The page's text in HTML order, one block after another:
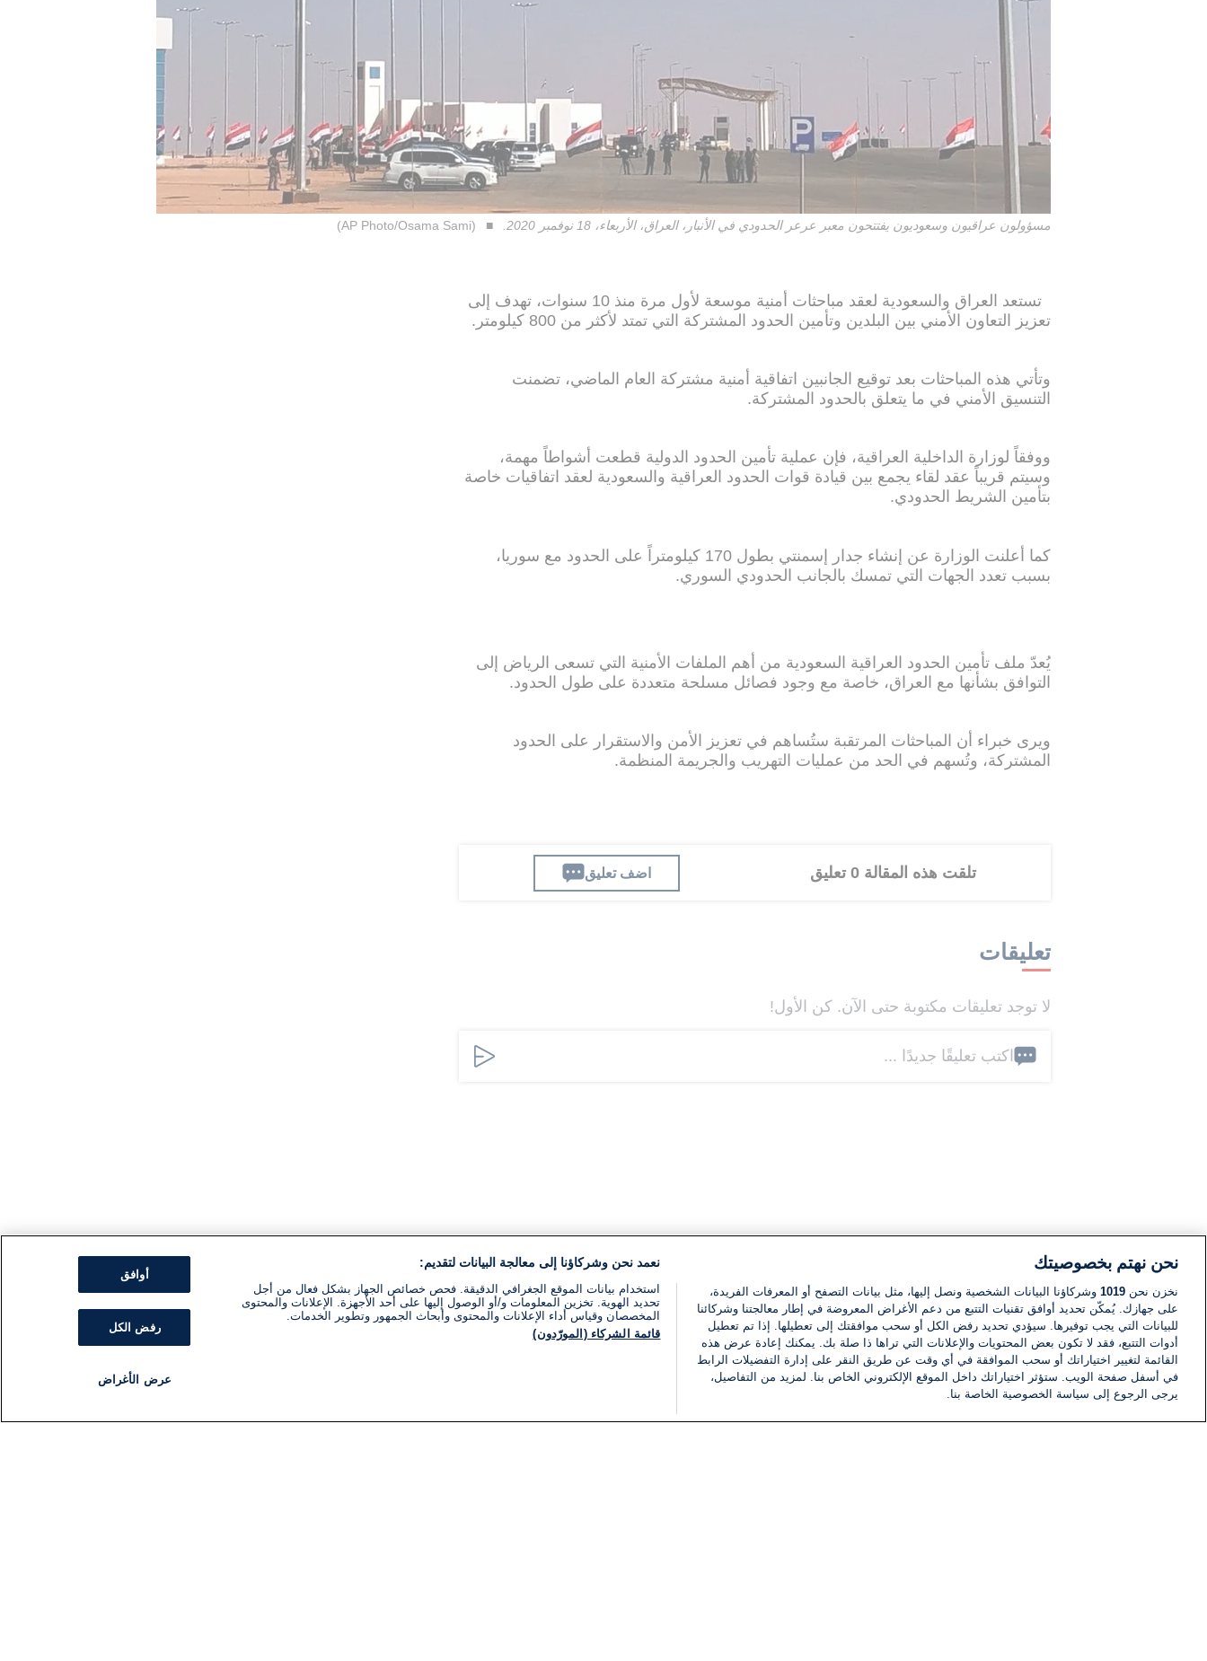
مسؤولون عراقيون وسعوديون يفتتحون معبر عرعر الحدودي في الأنبار، العراق، الأربعاء، 18 نوفمبر 2020. (AP Photo/Osama Sami)
تستعد العراق والسعودية لعقد مباحثات أمنية موسعة لأول مرة منذ 10 سنوات، تهدف إلى
تعزيز التعاون الأمني بين البلدين وتأمين الحدود المشتركة التي تمتد لأكثر من 800 كيلومتر.
وتأتي هذه المباحثات بعد توقيع الجانبين اتفاقية أمنية مشتركة العام الماضي، تضمنت
التنسيق الأمني في ما يتعلق بالحدود المشتركة.
ووفقاً لوزارة الداخلية العراقية، فإن عملية تأمين الحدود الدولية قطعت أشواطاً مهمة،
وسيتم قريباً عقد لقاء يجمع بين قيادة قوات الحدود العراقية والسعودية لعقد اتفاقيات خاصة
بتأمين الشريط الحدودي.
كما أعلنت الوزارة عن إنشاء جدار إسمنتي بطول 170 كيلومتراً على الحدود مع سوريا،
بسبب تعدد الجهات التي تمسك بالجانب الحدودي السوري.
يُعدّ ملف تأمين الحدود العراقية السعودية من أهم الملفات الأمنية التي تسعى الرياض إلى
التوافق بشأنها مع العراق، خاصة مع وجود فصائل مسلحة متعددة على طول الحدود.
ويرى خبراء أن المباحثات المرتقبة ستُساهم في تعزيز الأمن والاستقرار على الحدود
المشتركة، وتُسهم في الحد من عمليات التهريب والجريمة المنظمة.
تلقت هذه المقالة 0 تعليق اضف تعليق
تعليقات
لا توجد تعليقات مكتوبة حتى الآن. كن الأول!
اكتب تعليقًا جديدًا ...
نحن نهتم بخصوصيتك
نخزن نحن 1019 وشركاؤنا البيانات الشخصية ونصل إليها، مثل بيانات التصفح أو المعرفات الفريدة،
على جهازك. يُمكّن تحديد أوافق تقنيات التتبع من دعم الأغراض المعروضة في إطار معالجتنا وشركائنا
للبيانات التي يجب توفيرها. سيؤدي تحديد رفض الكل أو سحب موافقتك إلى تعطيلها. إذا تم تعطيل
أدوات التتبع، فقد لا تكون بعض المحتويات والإعلانات التي تراها ذا صلة بك. يمكنك إعادة عرض هذه
القائمة لتغيير اختياراتك أو سحب الموافقة في أي وقت عن طريق النقر على إدارة التفضيلات الرابط
في أسفل صفحة الويب. ستؤثر اختياراتك داخل الموقع الإلكتروني الخاص بنا. لمزيد من التفاصيل،
يرجى الرجوع إلى سياسة الخصوصية الخاصة بنا.
نعمد نحن وشركاؤنا إلى معالجة البيانات لتقديم:
استخدام بيانات الموقع الجغرافي الدقيقة. فحص خصائص الجهاز بشكل فعال من أجل
تحديد الهوية. تخزين المعلومات و/أو الوصول إليها على أحد الأجهزة. الإعلانات والمحتوى
المخصصان وقياس أداء الإعلانات والمحتوى وأبحاث الجمهور وتطوير الخدمات.
قائمة الشركاء (المورّدون)
أوافق
رفض الكل
عرض الأغراض